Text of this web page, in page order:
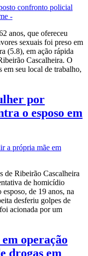
anos, que ofereceu
sexuais foi preso em
(5.8), em ação rápida
Cascalheira. O
em seu local de trabalho,
por
o esposo em
de Ribeirão Cascalheira
de homicídio
de 19 anos, na
desferiu golpes de
acionada por um
operação
drogas em